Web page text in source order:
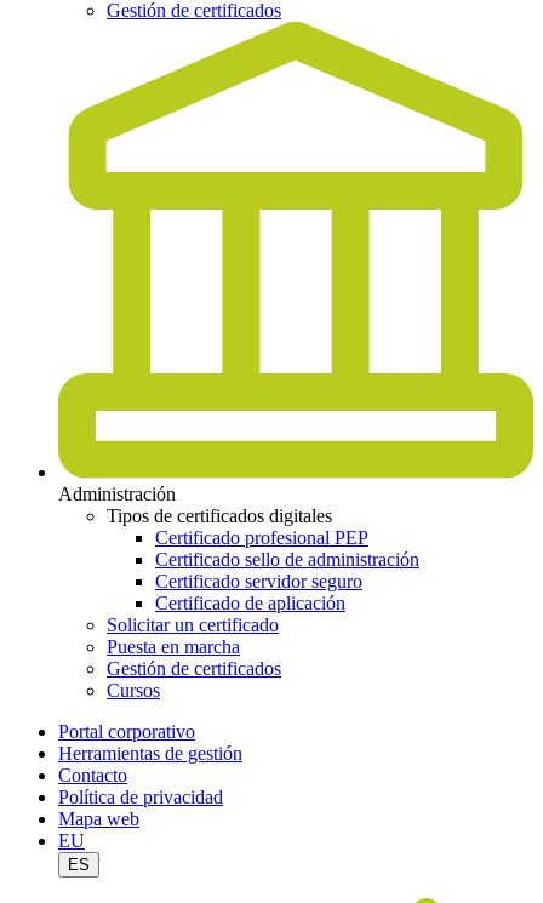
Gestión de certificados
Administración
Tipos de certificados digitales
Certificado profesional PEP
Certificado sello de administración
Certificado servidor seguro
Certificado de aplicación
Solicitar un certificado
Puesta en marcha
Gestión de certificados
Cursos
Portal corporativo
Herramientas de gestión
Contacto
Política de privacidad
Mapa web
EU
ES